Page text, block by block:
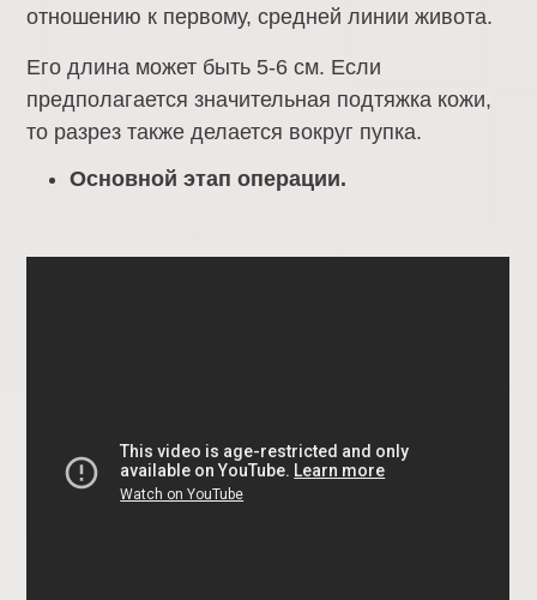
отношению к первому, средней линии живота.
Его длина может быть 5-6 см. Если
предполагается значительная подтяжка кожи,
то разрез также делается вокруг пупка.
Основной этап операции.